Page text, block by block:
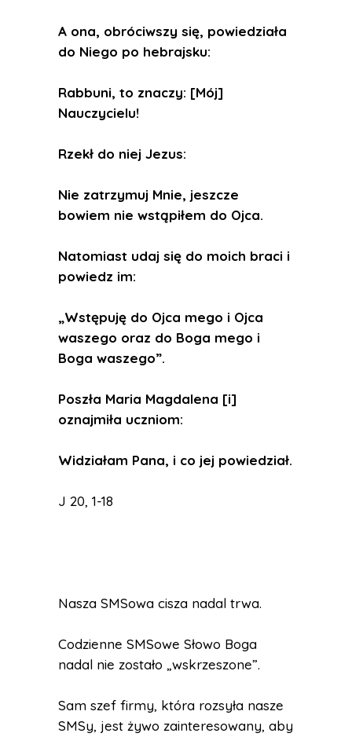
A ona, obróciwszy się, powiedziała
do Niego po hebrajsku:
Rabbuni, to znaczy: [Mój]
Nauczycielu!
Rzekł do niej Jezus:
Nie zatrzymuj Mnie, jeszcze
bowiem nie wstąpiłem do Ojca.
Natomiast udaj się do moich braci i
powiedz im:
„Wstępuję do Ojca mego i Ojca
waszego oraz do Boga mego i
Boga waszego”.
Poszła Maria Magdalena [i]
oznajmiła uczniom:
Widziałam Pana, i co jej powiedział.
J 20, 1-18
Nasza SMSowa cisza nadal trwa.
Codzienne SMSowe Słowo Boga
nadal nie zostało „wskrzeszone”.
Sam szef firmy, która rozsyła nasze
SMSy, jest żywo zainteresowany, aby